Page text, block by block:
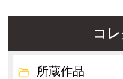
コ
所蔵作品